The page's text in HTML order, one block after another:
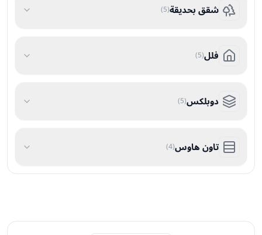
شقق بحديقة(
5
)
فلل(
5
)
دوبلكس(
5
)
تاون هاوس(
4
)